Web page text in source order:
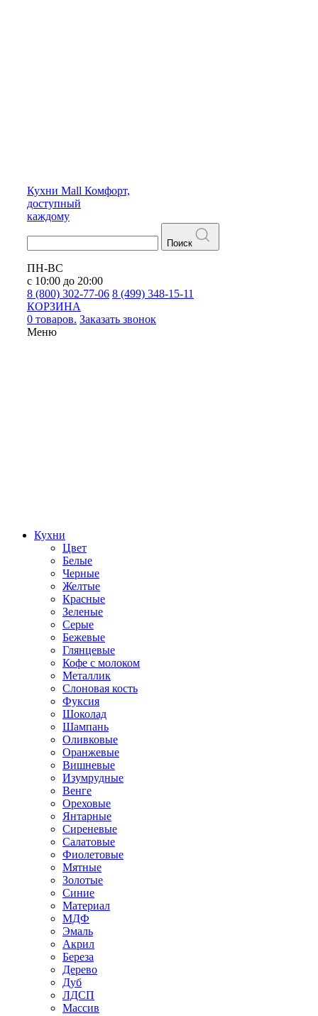
Кухни Mall Комфорт,
доступный
каждому
Поиск
ПН-ВС
с 10:00 до 20:00
8 (800) 302-77-06 8 (499) 348-15-11
КОРЗИНА
0 товаров. Заказать звонок
Меню
Кухни
Цвет
Белые
Черные
Желтые
Красные
Зеленые
Серые
Бежевые
Глянцевые
Кофе с молоком
Металлик
Слоновая кость
Фуксия
Шоколад
Шампань
Оливковые
Оранжевые
Вишневые
Изумрудные
Венге
Ореховые
Янтарные
Сиреневые
Салатовые
Фиолетовые
Мятные
Золотые
Синие
Материал
МДФ
Эмаль
Акрил
Береза
Дерево
Дуб
ЛДСП
Массив